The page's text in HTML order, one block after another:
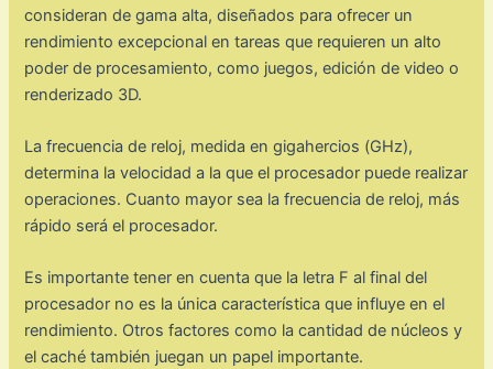
consideran de gama alta, diseñados para ofrecer un
rendimiento excepcional en tareas que requieren un alto
poder de procesamiento, como juegos, edición de video o
renderizado 3D.
La frecuencia de reloj, medida en gigahercios (GHz),
determina la velocidad a la que el procesador puede realizar
operaciones. Cuanto mayor sea la frecuencia de reloj, más
rápido será el procesador.
Es importante tener en cuenta que la letra F al final del
procesador no es la única característica que influye en el
rendimiento. Otros factores como la cantidad de núcleos y
el caché también juegan un papel importante.